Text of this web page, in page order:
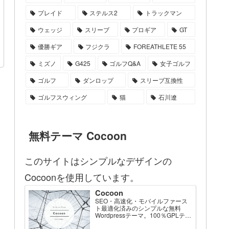
プレイド
ステルス2
トラックマン
ウェッジ
スリーブ プロギア
GT
優勝ギア
フジクラ
FOREATHLETE 55
ミズノ
G425 ゴルフQ&A
女子ゴルフ
ゴルフ
ダンロップ
スリーブ互換性
ゴルフスウィング
猫 石川遼
無料テーマ Cocoon
このサイトはシンプルなデザインの
Cocoonを使用しています。
Cocoon
SEO・高速化・モバイルファース
ト最適化済みのシンプルな無料
Wordpressテーマ。100％GPLテー